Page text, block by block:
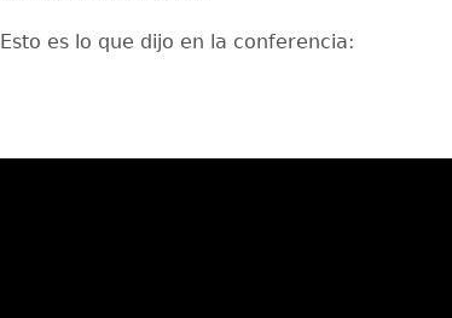
Esto es lo que dijo en la conferencia: